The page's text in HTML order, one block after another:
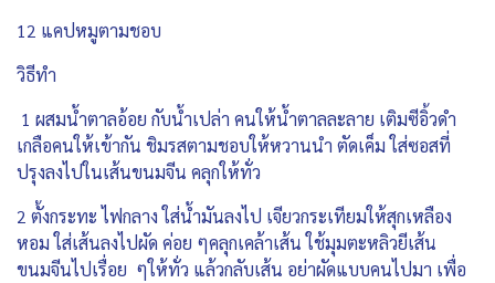
12 แคปหมูตามชอบ
วิธีทำ
1 ผสมน้ำตาลอ้อย กับน้ำเปล่า คนให้น้ำตาลละลาย เติมซีอิ้วดำ
เกลือคนให้เข้ากัน ชิมรสตามชอบให้หวานนำ ตัดเค็ม ใส่ซอสที่
ปรุงลงไปในเส้นขนมจีน คลุกให้ทั่ว
2 ตั้งกระทะ ไฟกลาง ใส่น้ำมันลงไป เจียวกระเทียมให้สุกเหลือง
หอม ใส่เส้นลงไปผัด ค่อย ๆคลุกเคล้าเส้น ใช้มุมตะหลิวยีเส้น
ขนมจีนไปเรื่อย ๆให้ทั่ว แล้วกลับเส้น อย่าผัดแบบคนไปมา เพื่อ